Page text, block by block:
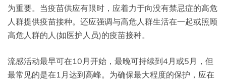
为重要。当疫苗供应有限时，应着力于向没有禁忌症的高危
人群提供疫苗接种。还应强调与高危人群生活在一起或照顾
高危人群的人(如医护人员)的疫苗接种。
流感活动最早可在10月开始，最晚可持续到4月或5月，但
最常见的是在1月达到高峰。为确保最大程度的保护，应在